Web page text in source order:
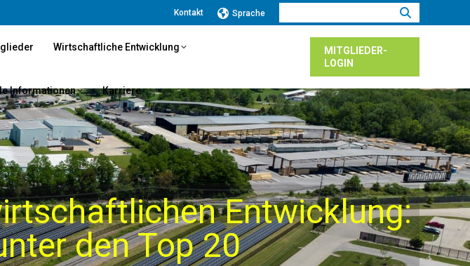
Kontakt Sprache
Wirtschaftliche Entwicklung
Informationen Karriere
MITGLIEDER-
LOGIN
Entwicklung:
den Top 20